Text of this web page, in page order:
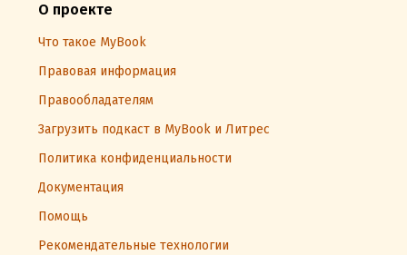
О проекте
Что такое MyBook
Правовая информация
Правообладателям
Загрузить подкаст в MyBook и Литрес
Политика конфиденциальности
Документация
Помощь
Рекомендательные технологии